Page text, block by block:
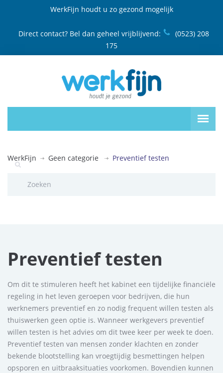
WerkFijn houdt u zo gezond mogelijk
Direct contact? Bel dan geheel vrijblijvend:
(0523) 208
175
WerkFijn Geen categorie Preventief testen
Preventief testen
Om dit te stimuleren heeft het kabinet een tijdelijke financiële
regeling in het leven geroepen voor bedrijven, die hun
werknemers preventief en zo nodig frequent willen testen als
thuiswerken geen optie is. Wanneer werkgevers preventief
willen testen is het advies om dit twee keer per week te doen.
Preventief testen van mensen zonder klachten en zonder
bekende blootstelling kan vroegtijdig besmettingen helpen
opsporen en uitbraaksituaties voorkomen. Bovendien kunnen